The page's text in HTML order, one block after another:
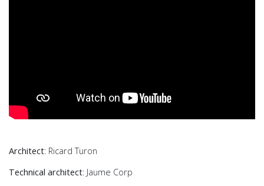
Architect: Ricard Turon
Technical architect: Jaume Corp